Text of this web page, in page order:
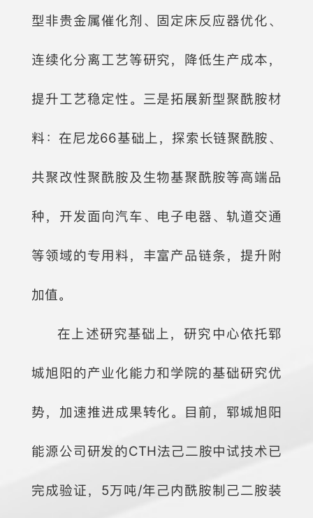
型非贵金属催化剂、固定床反应器优化、
连续化分离工艺等研究，降低生产成本，
提升工艺稳定性。三是拓展新型聚酰胺材
料：在尼龙66基础上，探索长链聚酰胺、
共聚改性聚酰胺及生物基聚酰胺等高端品
种，开发面向汽车、电子电器、轨道交通
等领域的专用料，丰富产品链条，提升附
加值。
在上述研究基础上，研究中心依托郓
城旭阳的产业化能力和学院的基础研究优
势，加速推进成果转化。目前，郓城旭阳
能源公司研发的CTH法己二胺中试技术已
完成验证，5万吨/年己内酰胺制己二胺装